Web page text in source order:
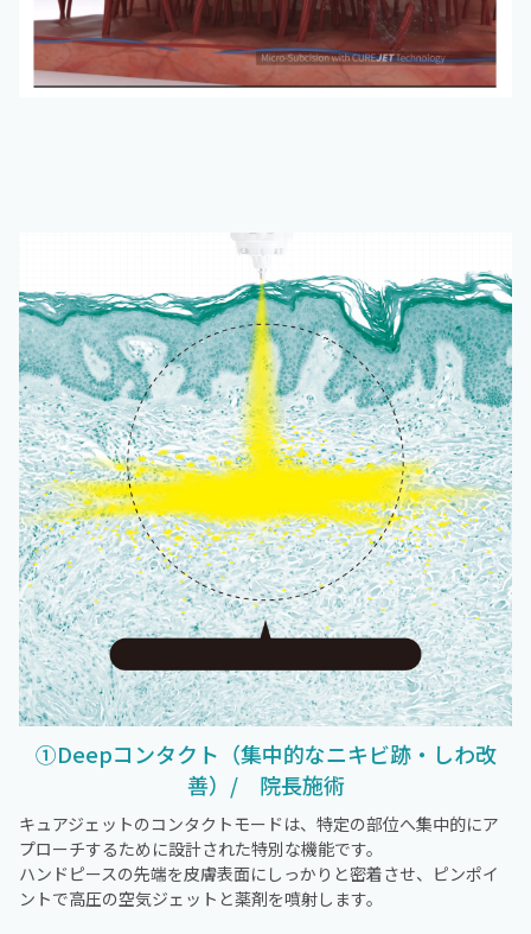
①Deepコンタクト（集中的なニキビ跡・しわ改
善）/ 院長施術
キュアジェットのコンタクトモードは、特定の部位へ集中的にア
プローチするために設計された特別な機能です。
ハンドピースの先端を皮膚表面にしっかりと密着させ、ピンポイ
ントで高圧の空気ジェットと薬剤を噴射します。